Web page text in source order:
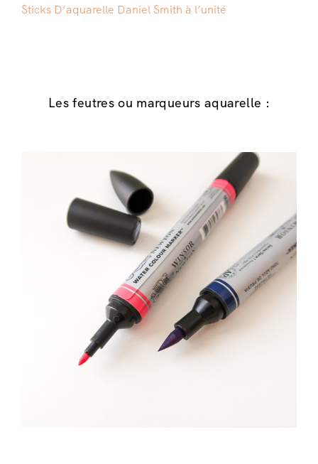
Sticks D’aquarelle Daniel Smith à l’unité
Les feutres ou marqueurs aquarelle :